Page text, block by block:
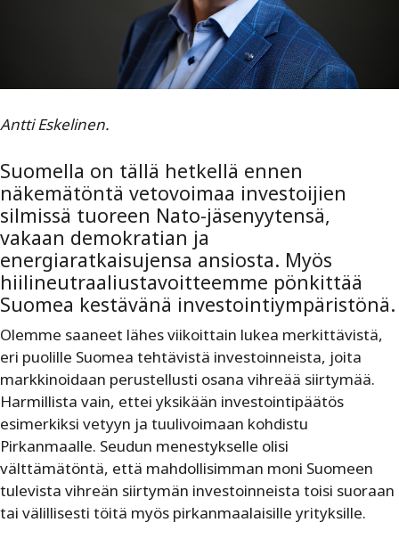
Antti Eskelinen.
Suomella on tällä hetkellä ennen
näkemätöntä vetovoimaa investoijien
silmissä tuoreen Nato-jäsenyytensä,
vakaan demokratian ja
energiaratkaisujensa ansiosta. Myös
hiilineutraaliustavoitteemme pönkittää
Suomea kestävänä investointiympäristönä.
Olemme saaneet lähes viikoittain lukea merkittävistä,
eri puolille Suomea tehtävistä investoinneista, joita
markkinoidaan perustellusti osana vihreää siirtymää.
Harmillista vain, ettei yksikään investointipäätös
esimerkiksi vetyyn ja tuulivoimaan kohdistu
Pirkanmaalle. Seudun menestykselle olisi
välttämätöntä, että mahdollisimman moni Suomeen
tulevista vihreän siirtymän investoinneista toisi suoraan
tai välillisesti töitä myös pirkanmaalaisille yrityksille.